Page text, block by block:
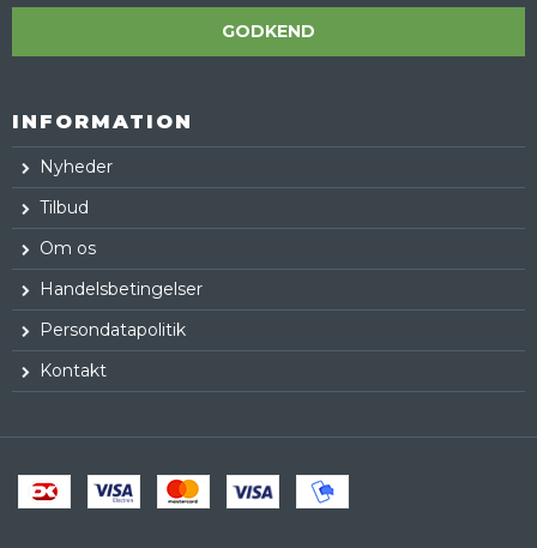
GODKEND
INFORMATION
Nyheder
Tilbud
Om os
Handelsbetingelser
Persondatapolitik
Kontakt